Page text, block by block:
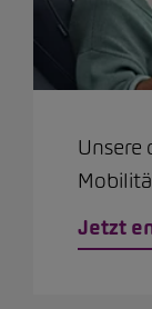
Unsere
Jetzt